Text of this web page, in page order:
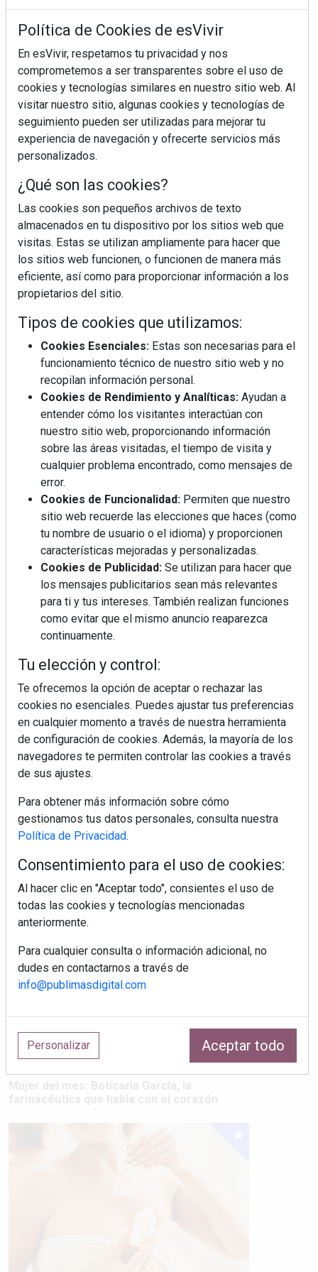
delete-manage-cookies
Safari:
https://support.apple.com/es-
es/guide/safari/sfri11471/mac
Opera:
https://help.opera.com/es/latest/web-
preferences/#cookies
La desactivación de cookies puede afectar al
correcto funcionamiento de determinadas
funcionalidades del sitio web.
6. ACTUALIZACIONES Y CAMBIOS
EN LA POLÍTICA DE COOKIES
PUBLIMAS DIGITAL SLU podrá modificar la
presente Política de Cookies en función de
exigencias legislativas o reglamentarias, o con
la finalidad de adaptarla a las instrucciones
recomienda al usuario revisar periódicamente
esta política.
ensalada
¿Sabes en qué consiste el síndrome
metabólico?
Política de Cookies de esVivir
En esVivir, respetamos tu privacidad y nos
comprometemos a ser transparentes sobre el uso de
cookies y tecnologías similares en nuestro sitio web. Al
visitar nuestro sitio, algunas cookies y tecnologías de
seguimiento pueden ser utilizadas para mejorar tu
experiencia de navegación y ofrecerte servicios más
personalizados.
¿Qué son las cookies?
Las cookies son pequeños archivos de texto
almacenados en tu dispositivo por los sitios web que
visitas. Estas se utilizan ampliamente para hacer que
los sitios web funcionen, o funcionen de manera más
eficiente, así como para proporcionar información a los
propietarios del sitio.
Tipos de cookies que utilizamos:
Cookies Esenciales: Estas son necesarias para el
funcionamiento técnico de nuestro sitio web y no
recopilan información personal.
Cookies de Rendimiento y Analíticas: Ayudan a
entender cómo los visitantes interactúan con
nuestro sitio web, proporcionando información
sobre las áreas visitadas, el tiempo de visita y
cualquier problema encontrado, como mensajes de
error.
Cookies de Funcionalidad: Permiten que nuestro
sitio web recuerde las elecciones que haces (como
tu nombre de usuario o el idioma) y proporcionen
características mejoradas y personalizadas.
Cookies de Publicidad: Se utilizan para hacer que
los mensajes publicitarios sean más relevantes
para ti y tus intereses. También realizan funciones
como evitar que el mismo anuncio reaparezca
continuamente.
Tu elección y control:
Te ofrecemos la opción de aceptar o rechazar las
cookies no esenciales. Puedes ajustar tus preferencias
en cualquier momento a través de nuestra herramienta
de configuración de cookies. Además, la mayoría de los
navegadores te permiten controlar las cookies a través
de sus ajustes.
Para obtener más información sobre cómo
gestionamos tus datos personales, consulta nuestra
Política de Privacidad.
Consentimiento para el uso de cookies:
Al hacer clic en "Aceptar todo", consientes el uso de
todas las cookies y tecnologías mencionadas
anteriormente.
Para cualquier consulta o información adicional, no
dudes en contactarnos a través de
info@publimasdigital.com
Personalizar Aceptar todo